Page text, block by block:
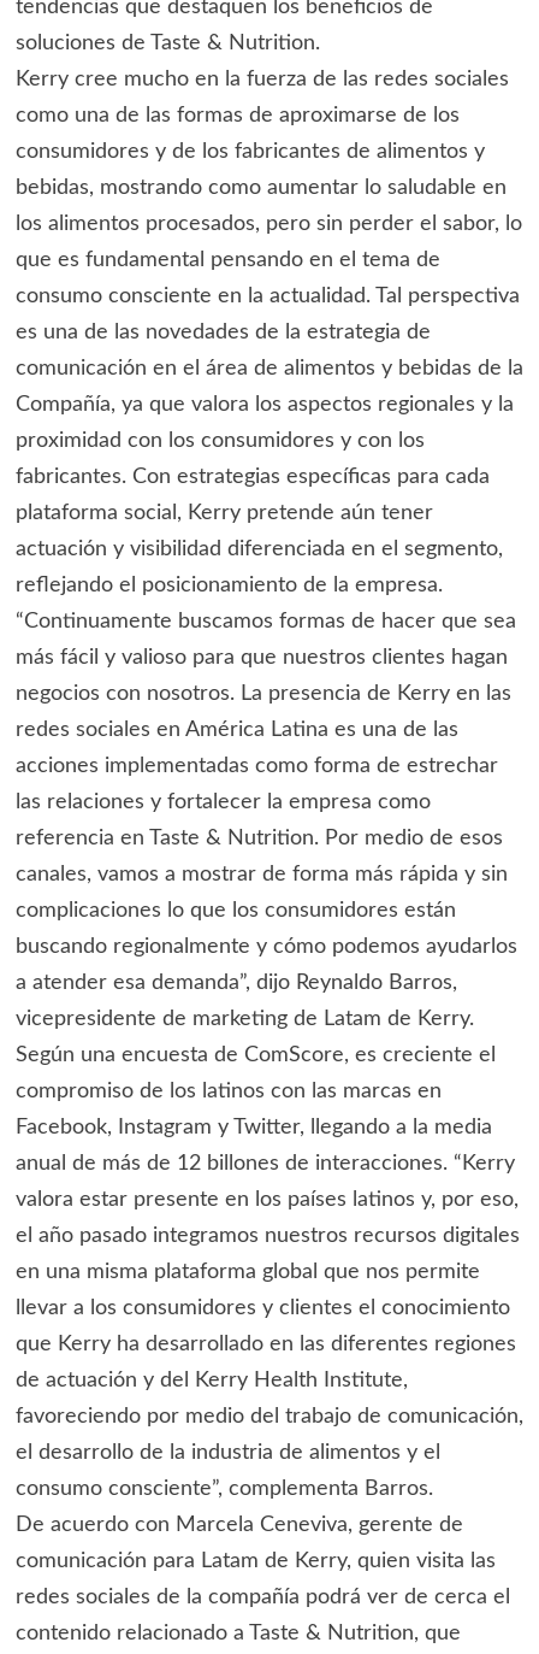
tendencias que destaquen los beneficios de
soluciones de Taste & Nutrition.
Kerry cree mucho en la fuerza de las redes sociales
como una de las formas de aproximarse de los
consumidores y de los fabricantes de alimentos y
bebidas, mostrando como aumentar lo saludable en
los alimentos procesados, pero sin perder el sabor, lo
que es fundamental pensando en el tema de
consumo consciente en la actualidad. Tal perspectiva
es una de las novedades de la estrategia de
comunicación en el área de alimentos y bebidas de la
Compañía, ya que valora los aspectos regionales y la
proximidad con los consumidores y con los
fabricantes. Con estrategias específicas para cada
plataforma social, Kerry pretende aún tener
actuación y visibilidad diferenciada en el segmento,
reflejando el posicionamiento de la empresa.
“Continuamente buscamos formas de hacer que sea
más fácil y valioso para que nuestros clientes hagan
negocios con nosotros. La presencia de Kerry en las
redes sociales en América Latina es una de las
acciones implementadas como forma de estrechar
las relaciones y fortalecer la empresa como
referencia en Taste & Nutrition. Por medio de esos
canales, vamos a mostrar de forma más rápida y sin
complicaciones lo que los consumidores están
buscando regionalmente y cómo podemos ayudarlos
a atender esa demanda”, dijo Reynaldo Barros,
vicepresidente de marketing de Latam de Kerry.
Según una encuesta de ComScore, es creciente el
compromiso de los latinos con las marcas en
Facebook, Instagram y Twitter, llegando a la media
anual de más de 12 billones de interacciones. “Kerry
valora estar presente en los países latinos y, por eso,
el año pasado integramos nuestros recursos digitales
en una misma plataforma global que nos permite
llevar a los consumidores y clientes el conocimiento
que Kerry ha desarrollado en las diferentes regiones
de actuación y del Kerry Health Institute,
favoreciendo por medio del trabajo de comunicación,
el desarrollo de la industria de alimentos y el
consumo consciente”, complementa Barros.
De acuerdo con Marcela Ceneviva, gerente de
comunicación para Latam de Kerry, quien visita las
redes sociales de la compañía podrá ver de cerca el
contenido relacionado a Taste & Nutrition, que